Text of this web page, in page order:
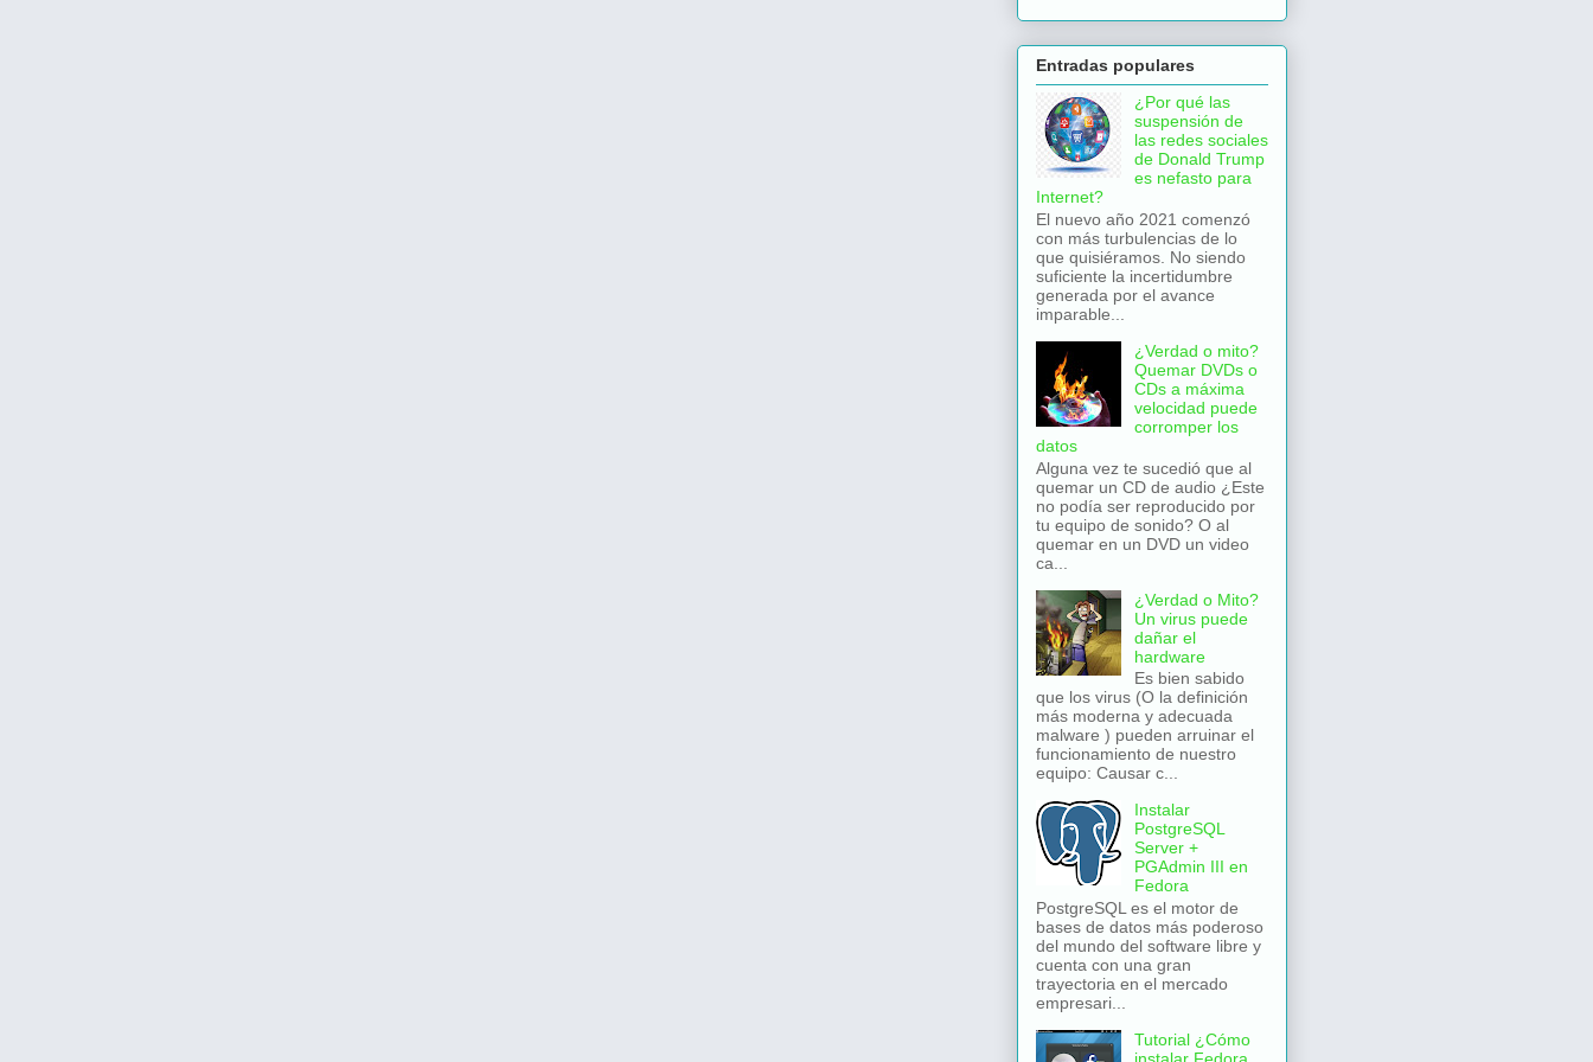
Entradas populares
¿Por qué las
suspensión de
las redes sociales
de Donald Trump
es nefasto para
Internet?
El nuevo año 2021 comenzó
con más turbulencias de lo
que quisiéramos. No siendo
suficiente la incertidumbre
generada por el avance
imparable...
¿Verdad o mito?
Quemar DVDs o
CDs a máxima
velocidad puede
corromper los
datos
Alguna vez te sucedió que al
quemar un CD de audio ¿Este
no podía ser reproducido por
tu equipo de sonido? O al
quemar en un DVD un video
ca...
¿Verdad o Mito?
Un virus puede
dañar el
hardware
Es bien sabido
que los virus (O la definición
más moderna y adecuada
malware ) pueden arruinar el
funcionamiento de nuestro
equipo: Causar c...
Instalar
PostgreSQL
Server +
PGAdmin III en
Fedora
PostgreSQL es el motor de
bases de datos más poderoso
del mundo del software libre y
cuenta con una gran
trayectoria en el mercado
empresari...
Tutorial ¿Cómo